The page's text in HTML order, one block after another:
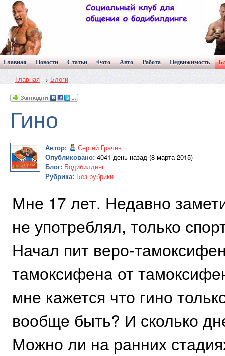
Главная Новости Статьи Фото Авто Работа Недвижимость
Главная → Блоги
Гино
Автор:
Сергей Грачев
Опубликовано: 4041 день назад (8 марта 2015)
Блог: Бодибилдинг
Рубрика: Без рубрики
Мне 17 лет. Недавно
не употреблял, только
Начал пит веро-
тамоксифенa от
мне кажется что гино
вообще быть? И сколько
Можно ли на ранних